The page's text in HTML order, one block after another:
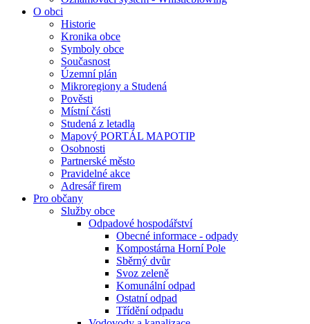
O obci
Historie
Kronika obce
Symboly obce
Současnost
Územní plán
Mikroregiony a Studená
Pověsti
Místní části
Studená z letadla
Mapový PORTÁL MAPOTIP
Osobnosti
Partnerské město
Pravidelné akce
Adresář firem
Pro občany
Služby obce
Odpadové hospodářství
Obecné informace - odpady
Kompostárna Horní Pole
Sběrný dvůr
Svoz zeleně
Komunální odpad
Ostatní odpad
Třídění odpadu